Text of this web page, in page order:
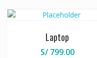
Laptop
S/799.00